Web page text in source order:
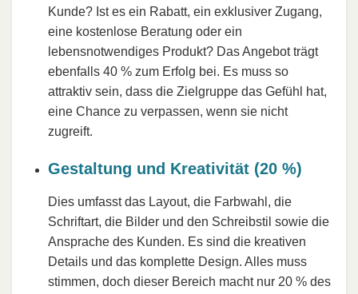
Kunde? Ist es ein Rabatt, ein exklusiver Zugang,
eine kostenlose Beratung oder ein
lebensnotwendiges Produkt? Das Angebot trägt
ebenfalls 40 % zum Erfolg bei. Es muss so
attraktiv sein, dass die Zielgruppe das Gefühl hat,
eine Chance zu verpassen, wenn sie nicht
zugreift.
Gestaltung und Kreativität (20 %)
Dies umfasst das Layout, die Farbwahl, die
Schriftart, die Bilder und den Schreibstil sowie die
Ansprache des Kunden. Es sind die kreativen
Details und das komplette Design. Alles muss
stimmen, doch dieser Bereich macht nur 20 % des